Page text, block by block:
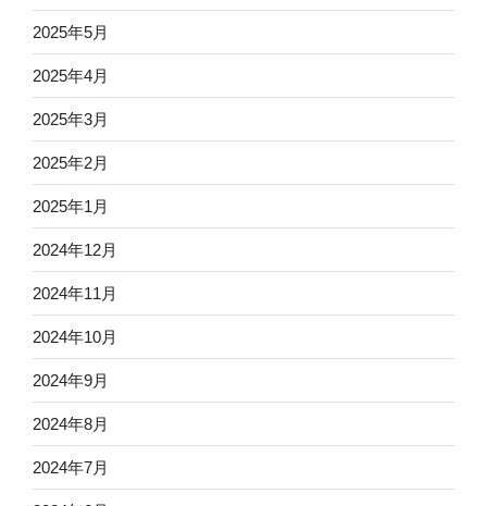
2025年5月
2025年4月
2025年3月
2025年2月
2025年1月
2024年12月
2024年11月
2024年10月
2024年9月
2024年8月
2024年7月